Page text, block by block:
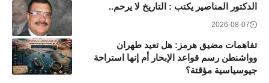
الدكتور المناصير يكتب : التاريخ لا يرحم..
2026-08-07
تفاهمات مضيق هرمز: هل تعيد طهران
وواشنطن رسم قواعد الإبحار أم إنها استراحة
جيوسياسية مؤقتة؟